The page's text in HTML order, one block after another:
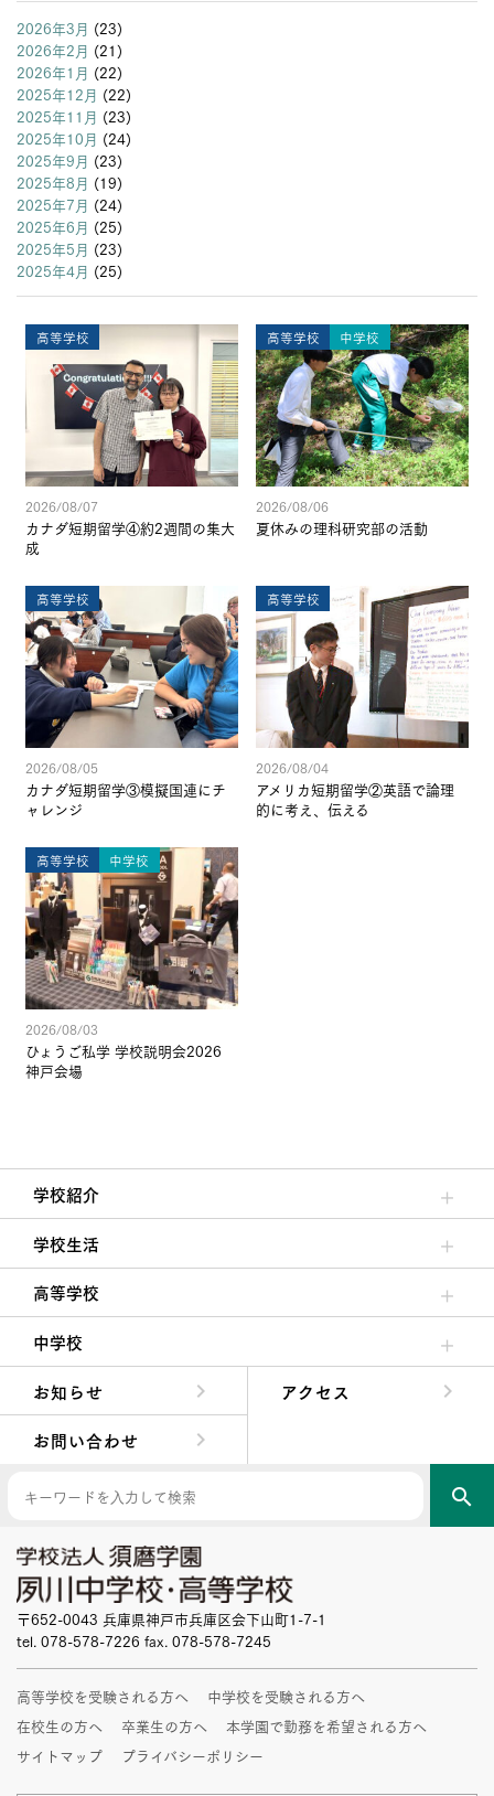
2026年3月 (23)
2026年2月 (21)
2026年1月 (22)
2025年12月 (22)
2025年11月 (23)
2025年10月 (24)
2025年9月 (23)
2025年8月 (19)
2025年7月 (24)
2025年6月 (25)
2025年5月 (23)
2025年4月 (25)
高等学校
2026/08/07
カナダ短期留学④約2週間の集大
成
高等学校 中学校
2026/08/06
夏休みの理科研究部の活動
高等学校
2026/08/05
カナダ短期留学③模擬国連にチ
ャレンジ
高等学校
2026/08/04
アメリカ短期留学②英語で論理
的に考え、伝える
高等学校 中学校
2026/08/03
ひょうご私学 学校説明会2026
神戸会場
学校紹介
理事長/学園長メッセージ
安心して任せられる学校
沿革
施設・設備
大学合格実績
学校生活
クラブ活動・生徒会活動
夙川ブログ
制服紹介
夙川カレンダー
高等学校
高校校長からの挨拶
高校の教育方針／特色
特進コース／進学コース
年間行事
先輩たちの声・生徒たちの声
中学校
中学校長からの挨拶
中学校の教育方針／特色
Aコース／Bコース
年間行事
先輩たちの声・生徒たちの声
お知らせ
アクセス
お問い合わせ
search
〒652-0043 兵庫県神戸市兵庫区会下山町1-7-1
tel. 078-578-7226 fax. 078-578-7245
高等学校を受験される方へ
中学校を受験される方へ
在校生の方へ
卒業生の方へ
本学園で勤務を希望される方へ
サイトマップ
プライバシーポリシー